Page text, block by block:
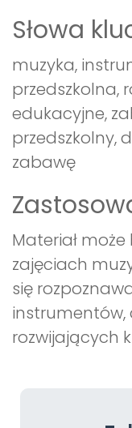
Słowa
muzyka,
przedszkolna,
edukacyjne,
przedszkolny,
zabawę
Materiał
zajęciach
się
instrumentów,
rozwijających